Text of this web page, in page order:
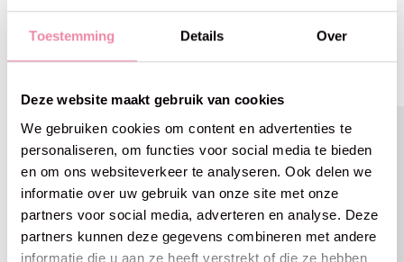
Toestemming Details Over
Deze website maakt gebruik van cookies
We gebruiken cookies om content en advertenties te
personaliseren, om functies voor social media te bieden
en om ons websiteverkeer te analyseren. Ook delen we
informatie over uw gebruik van onze site met onze
partners voor social media, adverteren en analyse. Deze
partners kunnen deze gegevens combineren met andere
informatie die u aan ze heeft verstrekt of die ze hebben
Gerelateerde producten